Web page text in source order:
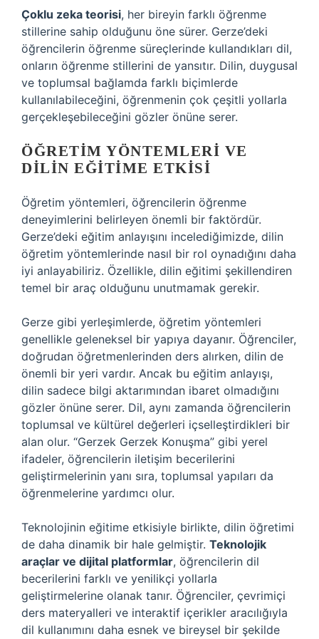
Çoklu zeka teorisi, her bireyin farklı öğrenme
stillerine sahip olduğunu öne sürer. Gerze’deki
öğrencilerin öğrenme süreçlerinde kullandıkları dil,
onların öğrenme stillerini de yansıtır. Dilin, duygusal
ve toplumsal bağlamda farklı biçimlerde
kullanılabileceğini, öğrenmenin çok çeşitli yollarla
gerçekleşebileceğini gözler önüne serer.
ÖĞRETIM YÖNTEMLERI VE
DILIN EĞITIME ETKISI
Öğretim yöntemleri, öğrencilerin öğrenme
deneyimlerini belirleyen önemli bir faktördür.
Gerze’deki eğitim anlayışını incelediğimizde, dilin
öğretim yöntemlerinde nasıl bir rol oynadığını daha
iyi anlayabiliriz. Özellikle, dilin eğitimi şekillendiren
temel bir araç olduğunu unutmamak gerekir.
Gerze gibi yerleşimlerde, öğretim yöntemleri
genellikle geleneksel bir yapıya dayanır. Öğrenciler,
doğrudan öğretmenlerinden ders alırken, dilin de
önemli bir yeri vardır. Ancak bu eğitim anlayışı,
dilin sadece bilgi aktarımından ibaret olmadığını
gözler önüne serer. Dil, aynı zamanda öğrencilerin
toplumsal ve kültürel değerleri içselleştirdikleri bir
alan olur. “Gerzek Gerzek Konuşma” gibi yerel
ifadeler, öğrencilerin iletişim becerilerini
geliştirmelerinin yanı sıra, toplumsal yapıları da
öğrenmelerine yardımcı olur.
Teknolojinin eğitime etkisiyle birlikte, dilin öğretimi
de daha dinamik bir hale gelmiştir. Teknolojik
araçlar ve dijital platformlar, öğrencilerin dil
becerilerini farklı ve yenilikçi yollarla
geliştirmelerine olanak tanır. Öğrenciler, çevrimiçi
ders materyalleri ve interaktif içerikler aracılığıyla
dil kullanımını daha esnek ve bireysel bir şekilde